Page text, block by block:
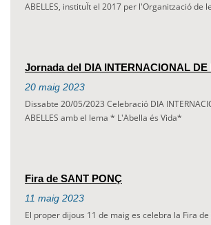
ABELLES, instituÏt el 2017 per l'Organització de
Jornada del DIA INTERNACIONAL
20 maig 2023
Dissabte 20/05/2023 Celebració DIA
ABELLES amb el lema * L'Abella és Vida*
Fira de SANT PONÇ
11 maig 2023
El proper dijous 11 de maig es celebra la Fira de